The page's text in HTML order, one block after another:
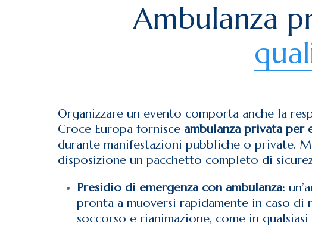
Ambulanza
Organizzare un evento comporta anche la
Croce Europa fornisce ambulanza privata per
durante manifestazioni pubbliche o private.
disposizione un pacchetto completo di
Presidio di emergenza con ambulanza:
pronta a muoversi rapidamente in caso di
soccorso e rianimazione, come in